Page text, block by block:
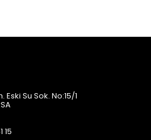
Su Sok. No:15/1
15